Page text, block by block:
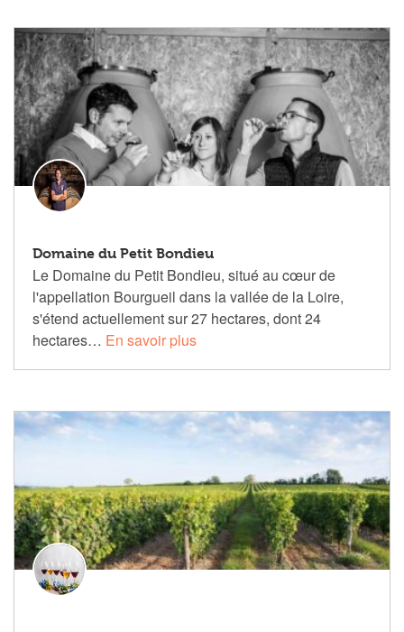
Domaine du Petit Bondieu
Le Domaine du Petit Bondieu, situé au cœur de
l'appellation Bourgueil dans la vallée de la Loire,
s'étend actuellement sur 27 hectares, dont 24
hectares… En savoir plus